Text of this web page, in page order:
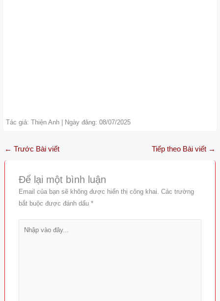
Tác giả: Thiện Anh | Ngày đăng: 08/07/2025
← Trước Bài viết Tiếp theo Bài viết →
Để lại một bình luận
Email của bạn sẽ không được hiển thị công khai. Các trường
bắt buộc được đánh dấu *